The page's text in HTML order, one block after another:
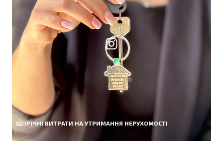
ЩОРІЧНІ ВИТРАТИ НА УТРИМАННЯ НЕРУХОМОСТІ